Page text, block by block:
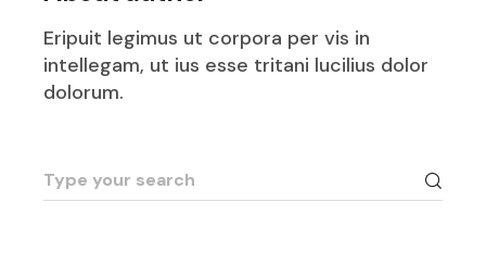
Eripuit legimus ut corpora per vis in
intellegam, ut ius esse tritani lucilius dolor
dolorum.
Search
for: